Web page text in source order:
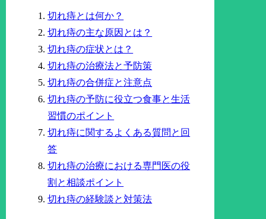
切れ痔とは何か？
切れ痔の主な原因とは？
切れ痔の症状とは？
切れ痔の治療法と予防策
切れ痔の合併症と注意点
切れ痔の予防に役立つ食事と生活
習慣のポイント
切れ痔に関するよくある質問と回
答
切れ痔の治療における専門医の役
割と相談ポイント
切れ痔の経験談と対策法